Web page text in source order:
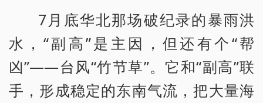
7月底华北那场破纪录的暴雨洪
水，“副高”是主因，但还有个“帮
凶”——台风“竹节草”。它和“副高”联
手，形成稳定的东南气流，把大量海